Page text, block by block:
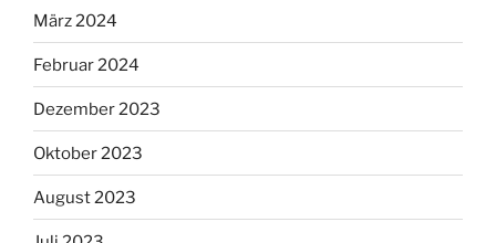
März 2024
Februar 2024
Dezember 2023
Oktober 2023
August 2023